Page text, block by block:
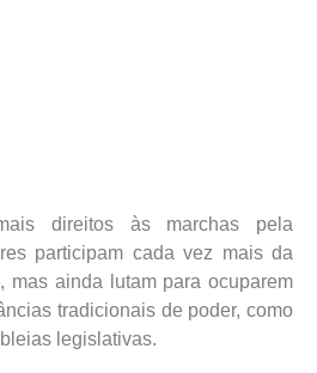
direitos às marchas pela
participam cada vez mais da
mas ainda lutam para ocuparem
tradicionais de poder, como
legislativas.